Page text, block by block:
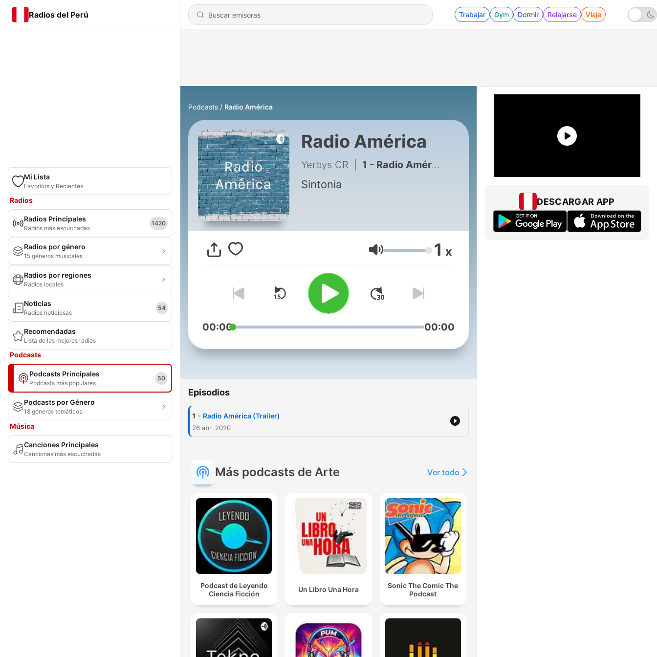
Radios del Perú Trabajar Gym Dormir Relajarse Viaje
Mi Lista
Favoritos y Recientes
Radios
Radios Principales
Radios más escuchadas
1420
Radios por género
15 géneros musicales
Radios por regiones
Radios locales
Noticias
Radios noticiosas
54
Recomendadas
Lista de las mejores radios
Podcasts
Podcasts Principales
Podcasts más populares
50
Podcasts por Género
18 géneros temáticos
Música
Canciones Principales
Canciones más escuchadas
Podcasts Radio América
Radio América
Yerbys CR 1 - Radio América (Trailer)
Sintonia
Volumen 1 x
00:00 00:00
Episodios
1 - Radio América (Trailer)
26 abr. 2020
Más podcasts de Arte Ver todo
Podcast de Leyendo
Ciencia Ficción
Un Libro Una Hora
Sonic The Comic The
Podcast
DESCARGAR APP